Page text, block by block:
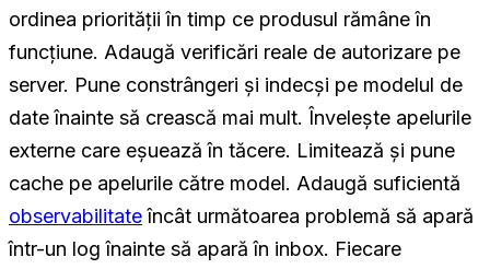
ordinea priorității în timp ce produsul rămâne în
funcțiune. Adaugă verificări reale de autorizare pe
server. Pune constrângeri și indecși pe modelul de
date înainte să crească mai mult. Învelește apelurile
externe care eșuează în tăcere. Limitează și pune
cache pe apelurile către model. Adaugă suficientă
observabilitateîncât următoarea problemă să apară
într-un log înainte să apară în inbox. Fiecare